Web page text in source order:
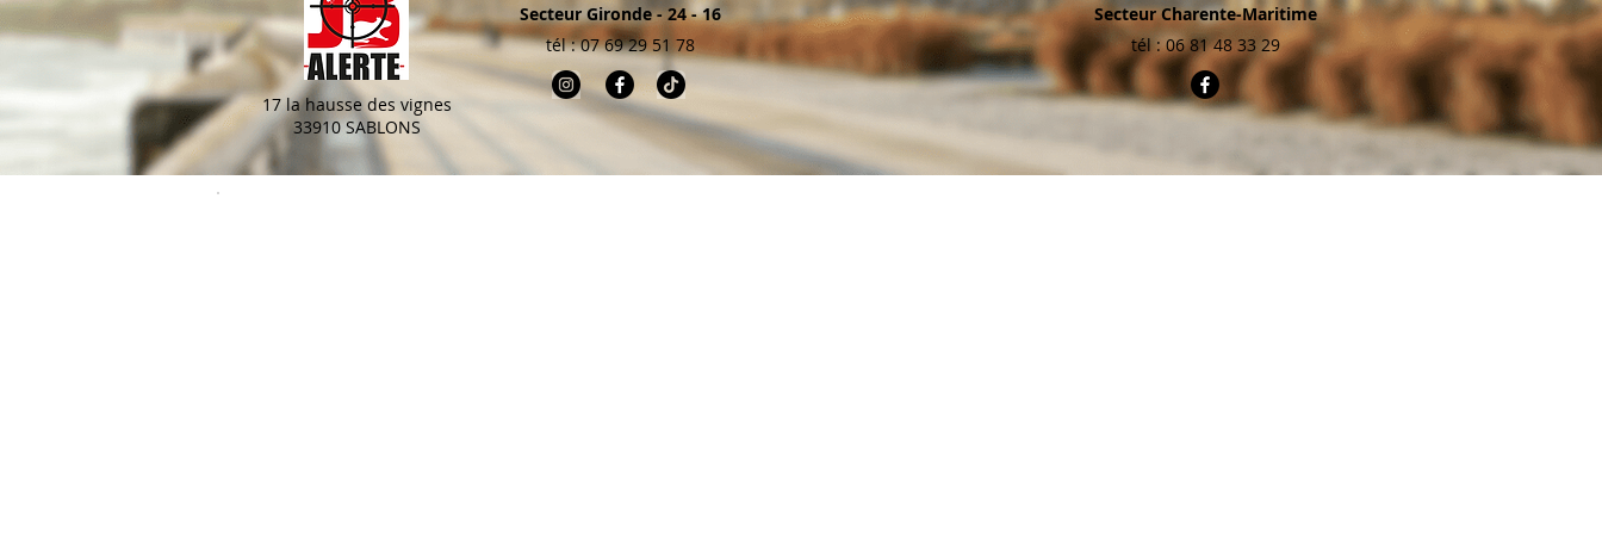
17 la hausse des vignes
33910 SABLONS
Secteur Gironde - 24 - 16
tél : 07 69 29 51 78
Secteur Charente-Maritime
tél : 06 81 48 33 29